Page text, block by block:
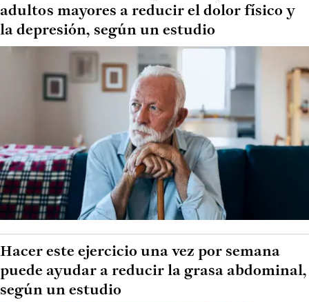
adultos mayores a reducir el dolor físico y
la depresión, según un estudio
Hacer este ejercicio una vez por semana
puede ayudar a reducir la grasa abdominal,
según un estudio